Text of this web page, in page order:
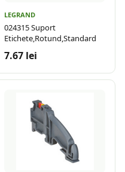
LEGRAND
024315 Suport
Etichete,Rotund,Standard
7.67 lei